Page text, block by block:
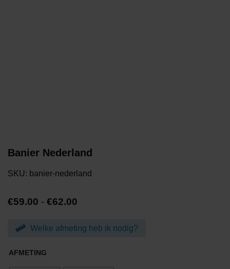
Banier Nederland
SKU: banier-nederland
€59.00 - €62.00
€62.00
Welke afmeting heb ik nodig?
AFMETING